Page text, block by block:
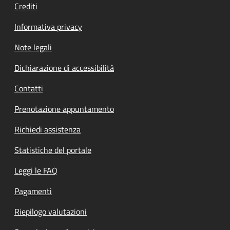
Crediti
Informativa privacy
Note legali
Dichiarazione di accessibilità
Contatti
Prenotazione appuntamento
Richiedi assistenza
Statistiche del portale
Leggi le FAQ
Pagamenti
Riepilogo valutazioni